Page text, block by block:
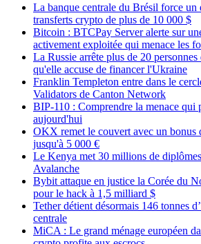
La banque centrale du Brésil force un
transferts crypto de plus de 10 000 $
Bitcoin : BTCPay Server alerte sur
activement exploitée qui menace les
La Russie arrête plus de 20
qu'elle accuse de financer l'Ukraine
Franklin Templeton entre dans le
Validators de Canton Network
BIP-110 : Comprendre la menace qui
aujourd'hui
OKX remet le couvert avec un bonus
jusqu'à 5 000 €
Le Kenya met 30 millions de
Avalanche
Bybit attaque en justice la Corée du
pour le hack à 1,5 milliard $
Tether détient désormais 146 tonnes
centrale
MiCA : Le grand ménage européen